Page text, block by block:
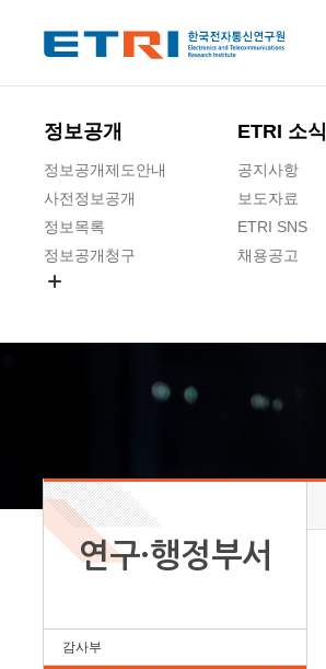
정보공개
정보공개제도안내
사전정보공개
정보목록
정보공개청구
ETRI 소식
공지사항
보도자료
ETRI SNS
채용공고
연구·행정부서
감사부